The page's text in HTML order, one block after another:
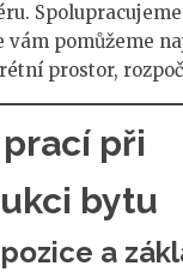
vám pomůžeme
prostor,
při
bytu
a